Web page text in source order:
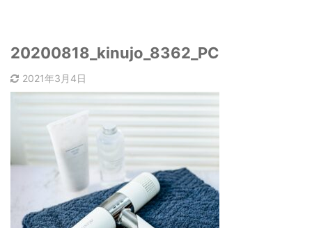
20200818_kinujo_8362_PC
2021年3月4日